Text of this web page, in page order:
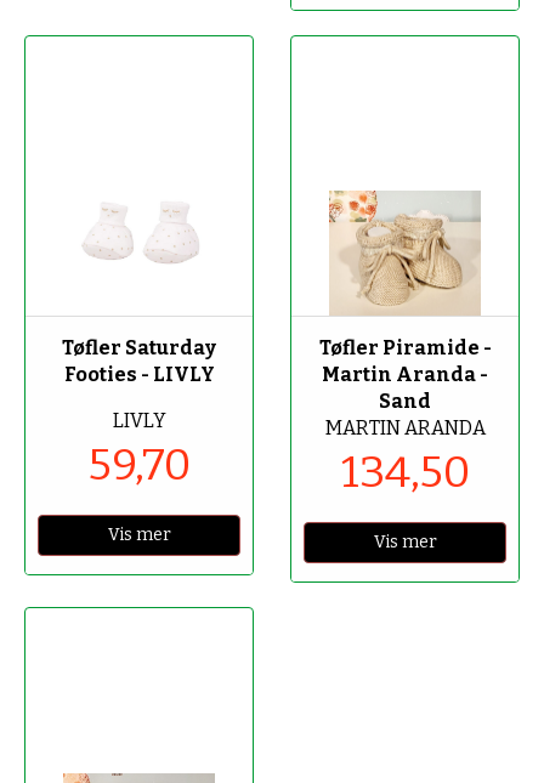
Tøfler Saturday
Footies - LIVLY
LIVLY
59,70
Vis mer
-50%
Tøfler Piramide -
Martin Aranda -
Sand
MARTIN ARANDA
134,50
Vis mer